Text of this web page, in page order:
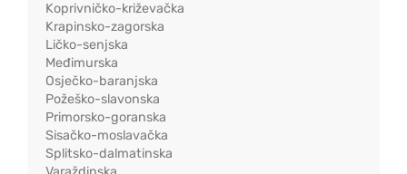
Koprivničko-križevačka
Krapinsko-zagorska
Ličko-senjska
Međimurska
Osječko-baranjska
Požeško-slavonska
Primorsko-goranska
Sisačko-moslavačka
Splitsko-dalmatinska